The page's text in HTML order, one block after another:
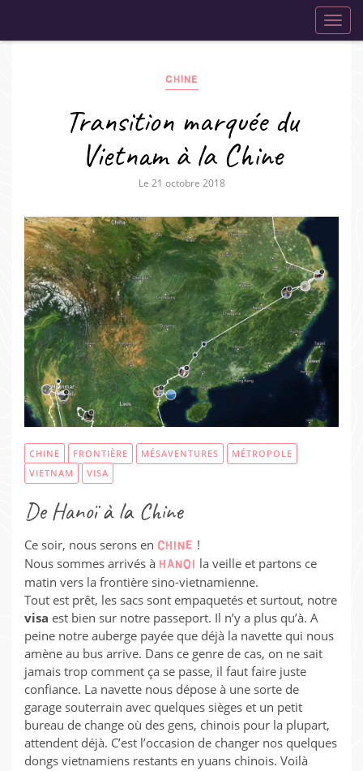
CHINE
Transition marquée du
Vietnam à la Chine
Le 21 octobre 2018
CHINE FRONTIÈRE MÉSAVENTURES
MÉTROPOLE
VIETNAM
VISA
De Hanoï à la Chine
Ce soir, nous serons en CHINE !
Nous sommes arrivés à HANOI la veille et partons ce
matin vers la frontière sino-vietnamienne.
Tout est prêt, les sacs sont empaquetés et surtout, notre
visa est bien sur notre passeport. Il n’y a plus qu’à. A
peine notre auberge payée que déjà la navette qui nous
amène au bus arrive. Dans ce genre de cas, on ne sait
jamais trop comment ça se passe, il faut faire juste
confiance. La navette nous dépose à une sorte de
garage souterrain avec quelques sièges et un petit
bureau de change où des gens, chinois pour la plupart,
attendent déjà. C’est l’occasion de changer nos quelques
dongs vietnamiens restants en yuans chinois. Voilà